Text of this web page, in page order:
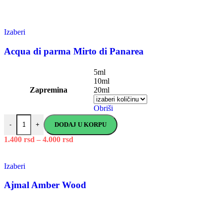
Izaberi
Acqua di parma Mirto di Panarea
Zapremina
5ml
10ml
20ml
Obriši
- + DODAJ U KORPU
1.400 rsd – 4.000 rsd
Izaberi
Ajmal Amber Wood